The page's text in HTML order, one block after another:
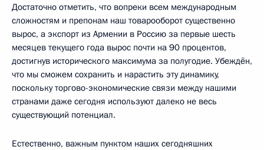
Достаточно отметить, что вопреки всем международным
сложностям и препонам наш товарооборот существенно
вырос, а экспорт из Армении в Россию за первые шесть
месяцев текущего года вырос почти на 90 процентов,
достигнув исторического максимума за полугодие. Убеждён,
что мы сможем сохранить и нарастить эту динамику,
поскольку торгово-экономические связи между нашими
странами даже сегодня используют далеко не весь
существующий потенциал.
Естественно, важным пунктом наших сегодняшних